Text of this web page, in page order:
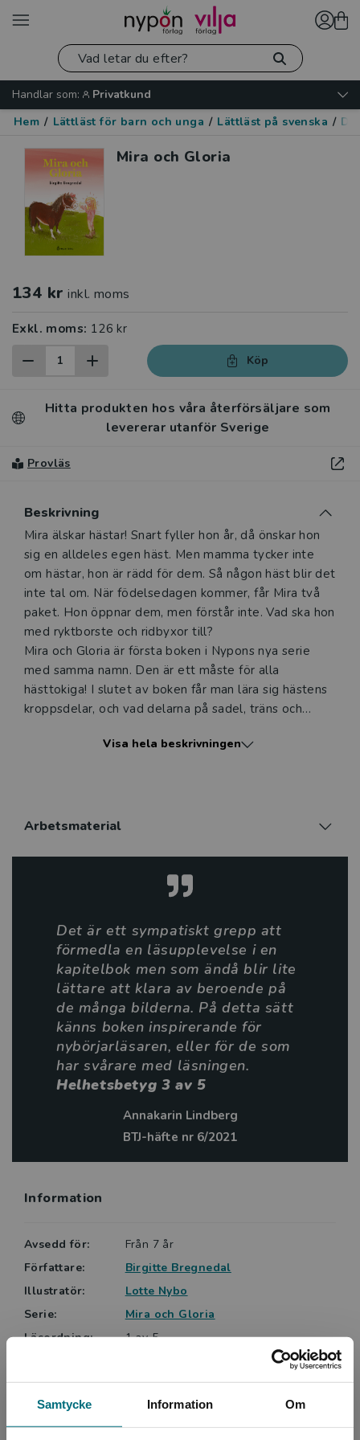
Samtycke Information Om
Handlar som:
Privatkund
Hem / Lättläst för barn och unga / Lättläst på svenska /
Mira och Gloria
134 kr inkl. moms
Exkl. moms: 126 kr
Köp
Hitta produkten hos våra återförsäljare som
levererar utanför Sverige
Provläs
Beskrivning
Beskrivning
Mira älskar hästar! Snart fyller hon år, då önskar hon
sig en alldeles egen häst. Men mamma tycker inte
om hästar, hon är rädd för dem. Så någon häst blir det
inte tal om. När födelsedagen kommer, får Mira två
paket. Hon öppnar dem, men förstår inte. Vad ska hon
med ryktborste och ridbyxor till?
Mira och Gloria är första boken i Nypons nya serie
med samma namn. Den är ett måste för alla
hästtokiga! I slutet av boken får man lära sig hästens
kroppsdelar, och vad delarna på sadel, träns och
fyrfärg. Den är extra lättläst, och vänder sig till läsare
Visa hela beskrivningen
Arbetsmaterial
Det är ett sympatiskt grepp att
förmedla en läsupplevelse i en
kapitelbok men som ändå blir lite
lättare att klara av beroende på
de många bilderna. På detta sätt
känns boken inspirerande för
nybörjarläsaren, eller för de som
har svårare med läsningen.
Helhetsbetyg 3 av 5
Annakarin Lindberg
BTJ-häfte nr 6/2021
Information
Avsedd för:
Från 7 år
Författare:
Birgitte Bregnedal
Illustratör:
Lotte Nybo
Serie:
Mira och Gloria
Läsordning:
1 av 5
Språk:
Svenska
Lättlästnivå:
Nivå 2